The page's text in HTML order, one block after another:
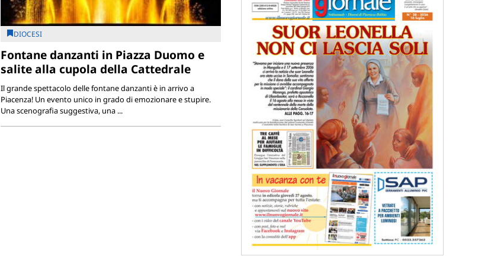
DIOCESI
Fontane danzanti in Piazza Duomo e
salite alla cupola della Cattedrale
Il grande spettacolo delle fontane danzanti è in arrivo a
Piacenza! Un evento unico in grado di emozionare e stupire.
Una scenografia suggestiva, una ...